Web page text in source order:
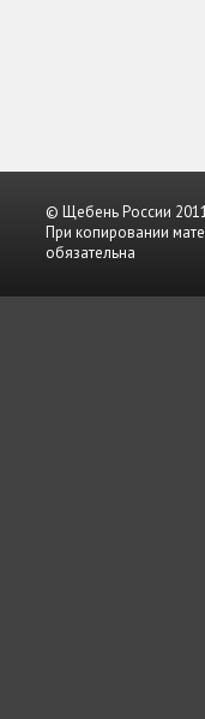
© Щебень России
При копировании
обязательна